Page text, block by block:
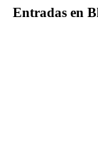
Entradas en